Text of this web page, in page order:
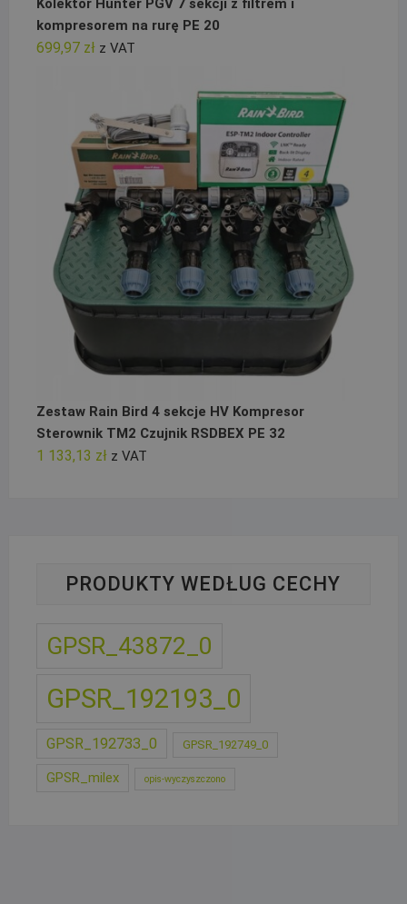
Kolektor Hunter PGV 7 sekcji z filtrem i
kompresorem na rurę PE 20
699,97 zł z VAT
Zestaw Rain Bird 4 sekcje HV Kompresor
Sterownik TM2 Czujnik RSDBEX PE 32
1 133,13 zł z VAT
PRODUKTY WEDŁUG CECHY
GPSR_43872_0
GPSR_192193_0
GPSR_192733_0 GPSR_192749_0
GPSR_milex opis-wyczyszczono